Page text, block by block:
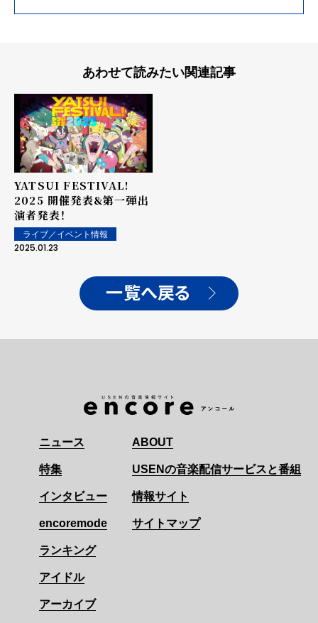
あわせて読みたい関連記事
YATSUI FESTIVAL!
2025 開催発表&第一弾出
演者発表！
ライブ／イベント情報
2025.01.23
一覧へ戻る
ニュース
特集
インタビュー
encoremode
ランキング
アイドル
アーカイブ
ABOUT
USENの音楽配信サービスと番組
情報サイト
サイトマップ